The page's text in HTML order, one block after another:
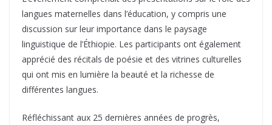
langues maternelles dans l’éducation, y compris une
discussion sur leur importance dans le paysage
linguistique de l’Éthiopie. Les participants ont également
apprécié des récitals de poésie et des vitrines culturelles
qui ont mis en lumière la beauté et la richesse de
différentes langues.
Réfléchissant aux 25 dernières années de progrès,